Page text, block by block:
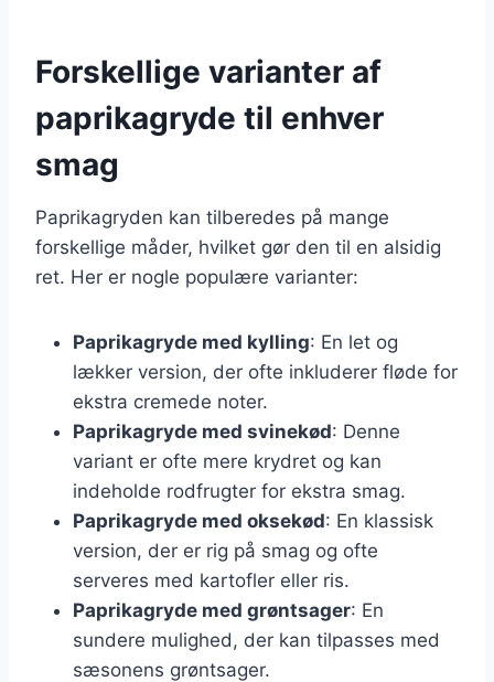
Forskellige varianter af
paprikagryde til enhver
smag
Paprikagryden kan tilberedes på mange
forskellige måder, hvilket gør den til en alsidig
ret. Her er nogle populære varianter:
Paprikagryde med kylling: En let og
lækker version, der ofte inkluderer fløde for
ekstra cremede noter.
Paprikagryde med svinekød: Denne
variant er ofte mere krydret og kan
indeholde rodfrugter for ekstra smag.
Paprikagryde med oksekød: En klassisk
version, der er rig på smag og ofte
serveres med kartofler eller ris.
Paprikagryde med grøntsager: En
sundere mulighed, der kan tilpasses med
sæsonens grøntsager.